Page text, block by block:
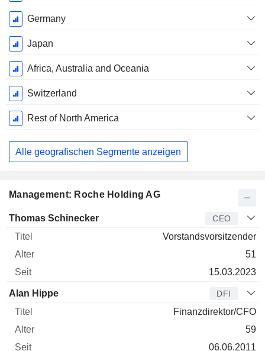
Germany
Japan
Africa, Australia and Oceania
Switzerland
Rest of North America
Alle geografischen Segmente anzeigen
Management: Roche Holding AG
Manager Titel Alter
Thomas Schinecker CEO
Vorstandsvorsitzender
51
15.03.2023
Alan Hippe DFI
Finanzdirektor/CFO
59
06.06.2011